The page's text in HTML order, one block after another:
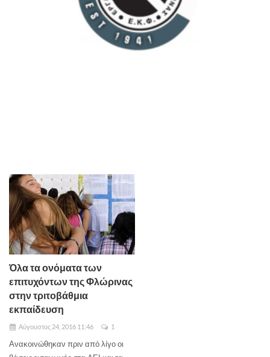
Όλα τα ονόματα των
επιτυχόντων της Φλώρινας
στην τριτοβάθμια
εκπαίδευση
Αύγουστος 24, 2016 11:46 1
Ανακοινώθηκαν πριν από λίγο οι